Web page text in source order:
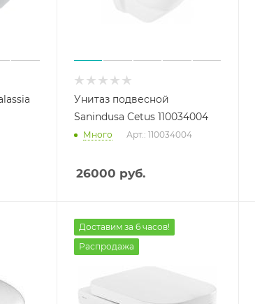
Унитаз подвесной
Sanindusa Cetus 110034004
Много Арт.: 110034004
26000 руб.
Доставим за 6 часов!
Распродажа